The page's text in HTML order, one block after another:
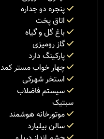
پنجره دو جداره
اتاق پخت
باغ گل و گیاه
گاز رومیزی
پارکینگ دارد
چهار خواب مستر کمد
استخر شهرکی
سیستم فاضلاب
سبتیک
موتورخانه هوشمند
سالن بیلیارد